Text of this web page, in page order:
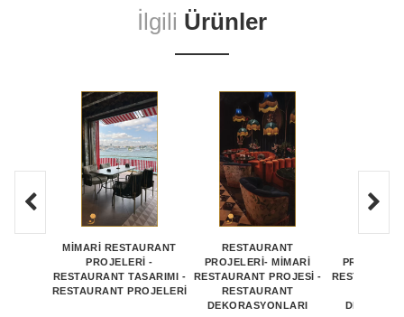
İlgili Ürünler
MİMARİ RESTAURANT
PROJELERİ -
RESTAURANT TASARIMI -
RESTAURANT PROJELERİ
RESTAURANT
PROJELERİ- MİMARİ
RESTAURANT PROJESİ -
RESTAURANT
DEKORASYONLARI